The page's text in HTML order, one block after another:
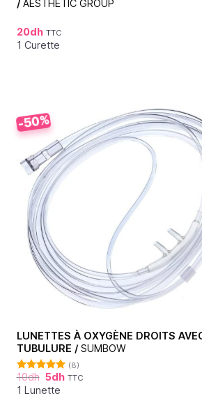
/ AESTHETIC GROUP
20dh TTC
1 Curette
-50%
LUNETTES À OXYGÈNE DROITS
TUBULURE / SUMBOW
Note 4.88
sur 5
(8)
10dh 5dh TTC
1 Lunette